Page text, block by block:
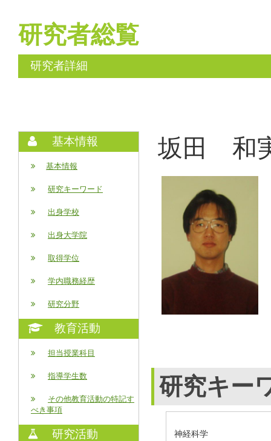
研究者総覧
研究者詳細
基本情報
基本情報
研究キーワード
出身学校
出身大学院
取得学位
学内職務経歴
研究分野
教育活動
担当授業科目
指導学生数
その他教育活動の特記す
べき事項
研究活動
坂田 和
研究キー
神経科学